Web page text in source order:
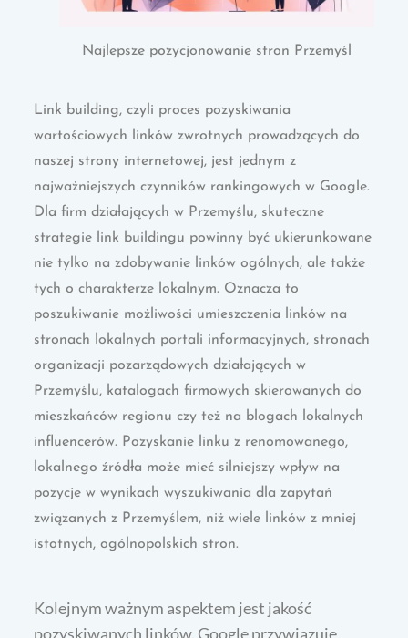
Najlepsze pozycjonowanie stron Przemyśl
Link building, czyli proces pozyskiwania
wartościowych linków zwrotnych prowadzących do
naszej strony internetowej, jest jednym z
najważniejszych czynników rankingowych w Google.
Dla firm działających w Przemyślu, skuteczne
strategie link buildingu powinny być ukierunkowane
nie tylko na zdobywanie linków ogólnych, ale także
tych o charakterze lokalnym. Oznacza to
poszukiwanie możliwości umieszczenia linków na
stronach lokalnych portali informacyjnych, stronach
organizacji pozarządowych działających w
Przemyślu, katalogach firmowych skierowanych do
mieszkańców regionu czy też na blogach lokalnych
influencerów. Pozyskanie linku z renomowanego,
lokalnego źródła może mieć silniejszy wpływ na
pozycje w wynikach wyszukiwania dla zapytań
związanych z Przemyślem, niż wiele linków z mniej
istotnych, ogólnopolskich stron.
Kolejnym ważnym aspektem jest jakość
pozyskiwanych linków. Google przywiązuje